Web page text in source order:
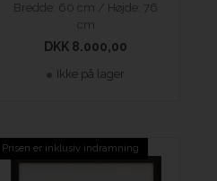
Bredde: 60 cm / Højde: 76
cm
DKK 8.000,00
Ikke på lager
Prisen er inklusiv indramning